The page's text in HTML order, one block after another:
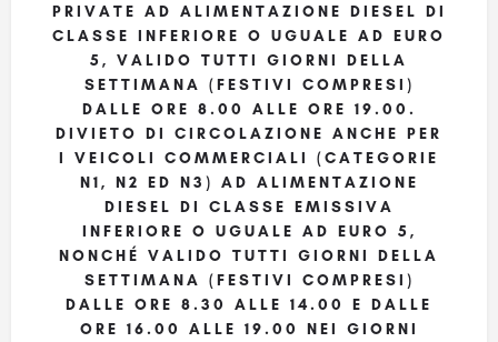
PRIVATE AD ALIMENTAZIONE DIESEL DI
CLASSE INFERIORE O UGUALE AD EURO
5, VALIDO TUTTI GIORNI DELLA
SETTIMANA (FESTIVI COMPRESI)
DALLE ORE 8.00 ALLE ORE 19.00.
DIVIETO DI CIRCOLAZIONE ANCHE PER
I VEICOLI COMMERCIALI (CATEGORIE
N1, N2 ED N3) AD ALIMENTAZIONE
DIESEL DI CLASSE EMISSIVA
INFERIORE O UGUALE AD EURO 5,
NONCHÉ VALIDO TUTTI GIORNI DELLA
SETTIMANA (FESTIVI COMPRESI)
DALLE ORE 8.30 ALLE 14.00 E DALLE
ORE 16.00 ALLE 19.00 NEI GIORNI